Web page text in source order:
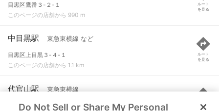
目黒区鷹番３-２-１
このページの店舗から 990 m
ルート
を見る
中目黒駅 東急東横線 など
目黒区上目黒３-４-１
このページの店舗から 1.1 km
ルート
を見る
代官山駅 東急東横線
渋谷区代官山町１９-４
ルート
を見る
Do Not Sell or Share My Personal